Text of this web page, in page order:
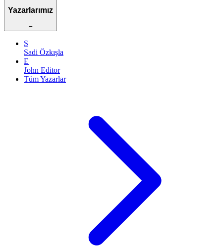
Yazarlarımız
–
S
Sadi Özkışla
E
John Editor
Tüm Yazarlar